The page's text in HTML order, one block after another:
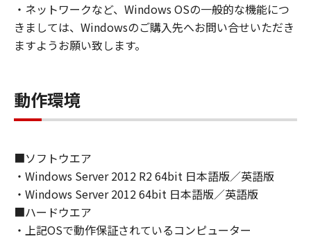
４．所有権
「本ソフトウェア」に係る権原および所有権
は、その内容によりキヤノンまたはキヤノンの
５．輸出
お客様は、日本国政府または関連する外国政府
トウェア」の全部または一部を、直接または間
接に輸出してはなりません。
６．サポートおよびアップデート
キヤノン、キヤノンの子会社、関係会社、それ
らの販売代理店および販売店、並びにキヤノン
・ネットワークなど、Windows OSの一般的な機能につ
きましては、Windowsのご購入先へお問い合せいただき
ますようお願い致します。
動作環境
■ソフトウエア
・Windows Server 2012 R2 64bit 日本語版／英語版
・Windows Server 2012 64bit 日本語版／英語版
■ハードウエア
・上記OSで動作保証されているコンピューター